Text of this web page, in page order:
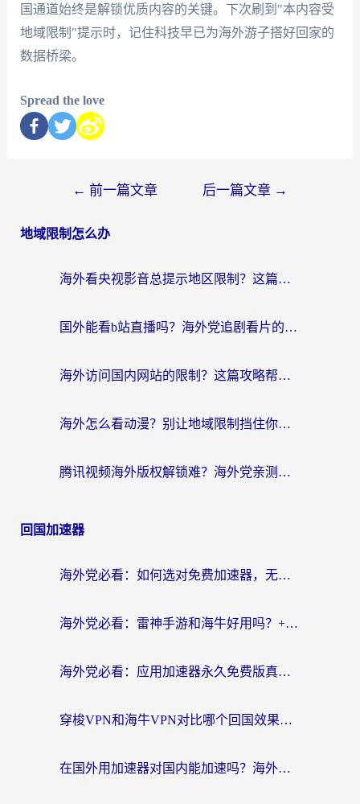
国通道始终是解锁优质内容的关键。下次刷到"本内容受
地域限制"提示时，记住科技早已为海外游子搭好回家的
数据桥梁。
Spread the love
← 前一篇文章 后一篇文章 →
地域限制怎么办
海外看央视影音总提示地区限制？这篇教你选对回国加速器，流畅追剧不踩坑
国外能看b站直播吗？海外党追剧看片的终极解决方案来了
海外访问国内网站的限制？这篇攻略帮你无缝解锁12306、12123和国内影音
海外怎么看动漫？别让地域限制挡住你的追番快乐
腾讯视频海外版权解锁难？海外党亲测：选对回国加速器，追剧观影零障碍
回国加速器
海外党必看：如何选对免费加速器，无缝访问国内资源不踩坑？
海外党必看：雷神手游和海牛好用吗？+3款热门加速器实测对比，附番茄加速器无缝回国指南
海外党必看：应用加速器永久免费版真的存在吗？教你选对回国加速器无缝刷国内资源
穿梭VPN和海牛VPN对比哪个回国效果更好？海外华人亲测3款热门加速器+避坑指南
在国外用加速器对国内能加速吗？海外党亲测有效的无缝访问指南